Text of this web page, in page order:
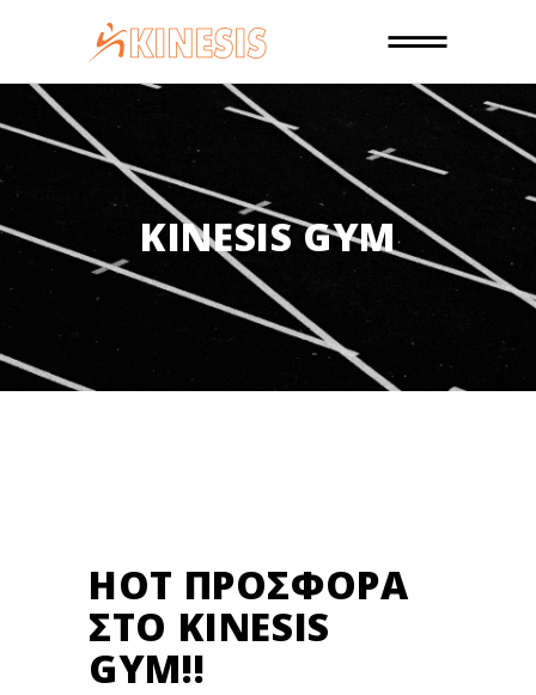
KINESIS GYM
HOT ΠΡΟΣΦΟΡΆ
ΣΤΟ KINESIS
GYM!!